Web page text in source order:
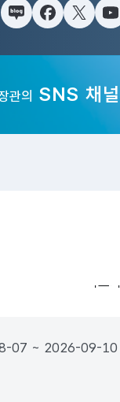
블로그페이스북트위터
관의 SNS 채널
07 ~ 2026-09-10
더보기